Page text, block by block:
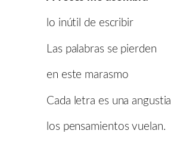
lo inútil de escribir
Las palabras se pierden
en este marasmo
Cada letra es una angustia
los pensamientos vuelan.